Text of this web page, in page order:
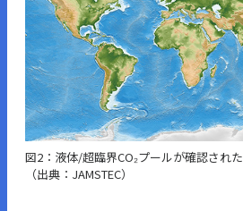
図2：液体/超臨界CO₂プールが確認され
（出典：JAMSTEC）